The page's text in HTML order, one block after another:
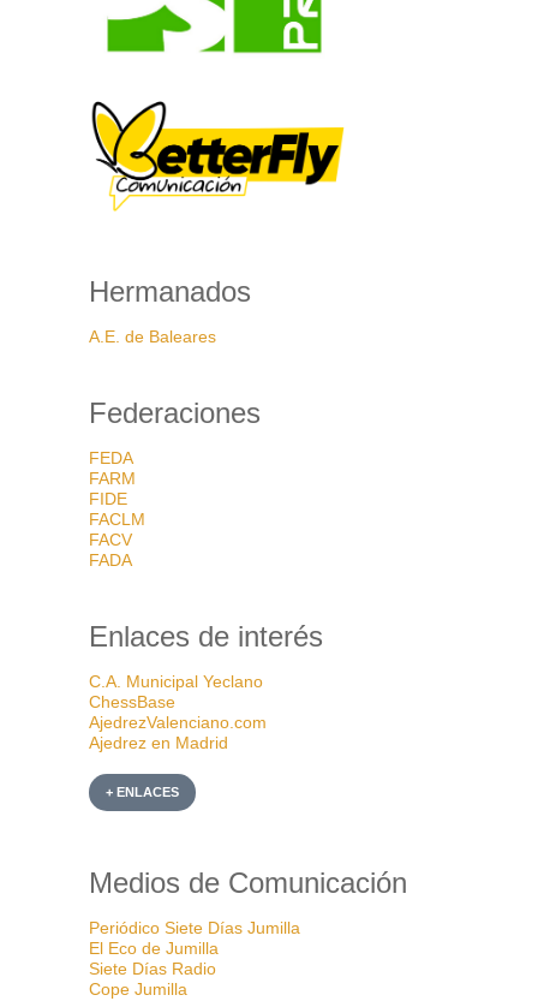
Hermanados
A.E. de Baleares
Federaciones
FEDA
FARM
FIDE
FACLM
FACV
FADA
Enlaces de interés
C.A. Municipal Yeclano
ChessBase
AjedrezValenciano.com
Ajedrez en Madrid
+ ENLACES
Medios de Comunicación
Periódico Siete Días Jumilla
El Eco de Jumilla
Siete Días Radio
Cope Jumilla